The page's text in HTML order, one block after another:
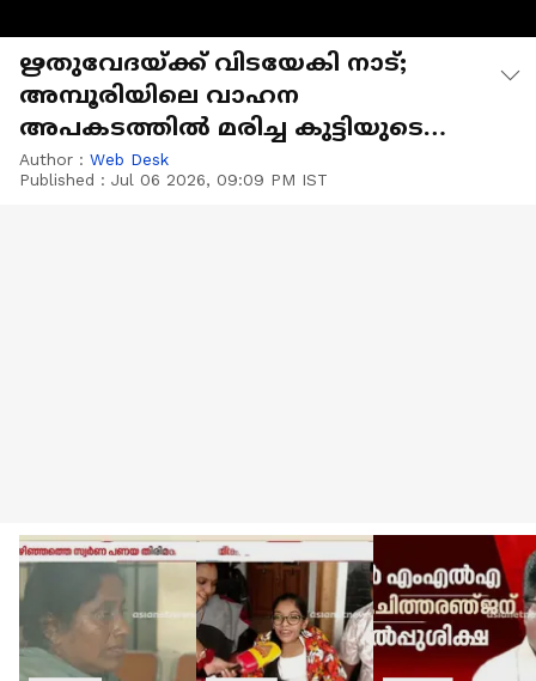
ഋതുവേദയ്ക്ക് വിടയേകി നാട്;
അമ്പൂരിയിലെ വാഹന
അപകടത്തിൽ മരിച്ച കുട്ടിയുടെ
മൃതദേഹം സംസ്കരിച്ചു
Author : Web Desk
Published : Jul 06 2026, 09:09 PM IST